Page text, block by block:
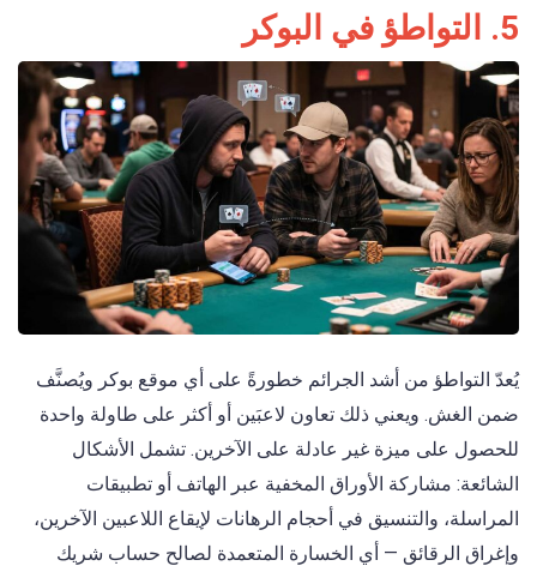
5. التواطؤ في البوكر
يُعدّ التواطؤ من أشد الجرائم خطورةً على أي موقع بوكر ويُصنَّف
ضمن الغش. ويعني ذلك تعاون لاعبَين أو أكثر على طاولة واحدة
للحصول على ميزة غير عادلة على الآخرين. تشمل الأشكال
الشائعة: مشاركة الأوراق المخفية عبر الهاتف أو تطبيقات
المراسلة، والتنسيق في أحجام الرهانات لإيقاع اللاعبين الآخرين،
وإغراق الرقائق — أي الخسارة المتعمدة لصالح حساب شريك